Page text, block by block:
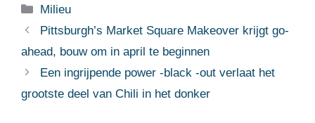
Categorieën
Milieu
Pittsburgh’s Market Square Makeover krijgt go-
ahead, bouw om in april te beginnen
Een ingrijpende power -black -out verlaat het
grootste deel van Chili in het donker